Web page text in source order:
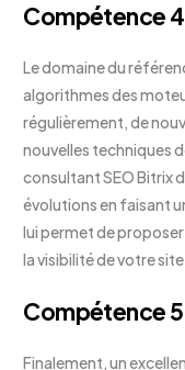
Compétence
Le domaine du
algorithmes des
régulièrement, de
nouvelles techniques
consultant SEO Bitrix
évolutions en faisant
lui permet de
la visibilité de votre
Compétence
Finalement, un